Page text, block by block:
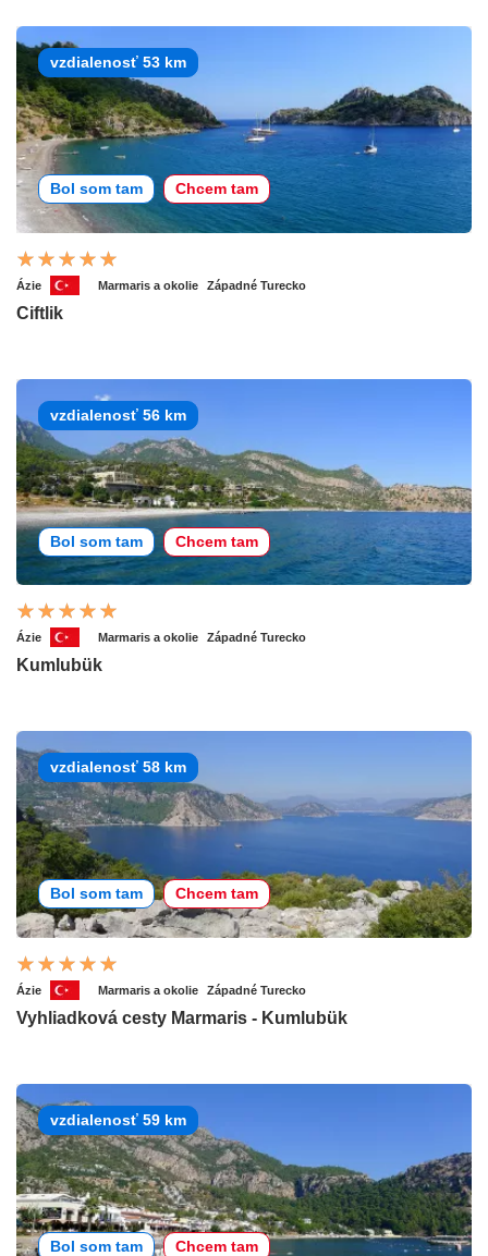
vzdialenosť 53 km
Bol som tam Chcem tam
Ázie Marmaris a okolie Západné Turecko
Ciftlik
vzdialenosť 56 km
Bol som tam Chcem tam
Ázie Marmaris a okolie Západné Turecko
Kumlubük
vzdialenosť 58 km
Bol som tam Chcem tam
Ázie Marmaris a okolie Západné Turecko
Vyhliadková cesty Marmaris - Kumlubük
vzdialenosť 59 km
Bol som tam Chcem tam